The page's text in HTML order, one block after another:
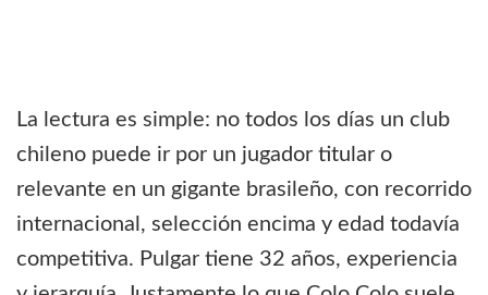
La lectura es simple: no todos los días un club
chileno puede ir por un jugador titular o
relevante en un gigante brasileño, con recorrido
internacional, selección encima y edad todavía
competitiva. Pulgar tiene 32 años, experiencia